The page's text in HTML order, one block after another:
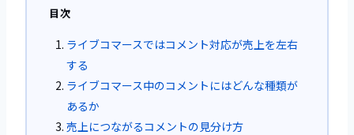
目次
ライブコマースではコメント対応が売上を左右
する
ライブコマース中のコメントにはどんな種類が
あるか
売上につながるコメントの見分け方